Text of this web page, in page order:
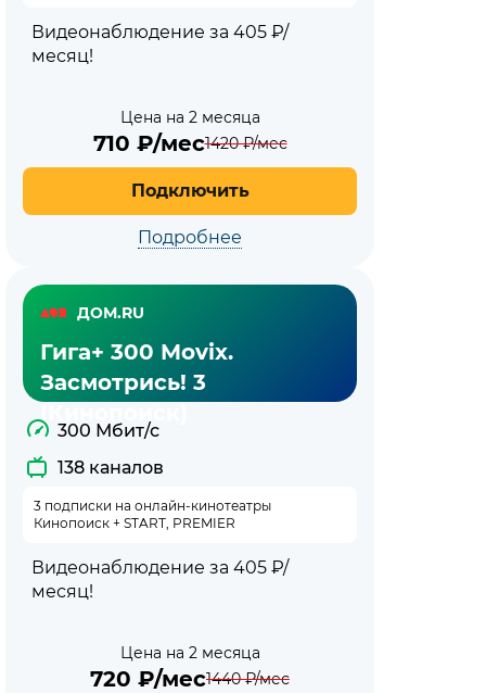
Видеонаблюдение за 405 ₽/
месяц!
Цена на 2 месяца
710 ₽/мес1420₽/мес
Подключить
Подробнее
ДОМ.RU
Гига+ 300 Movix.
Засмотрись! 3
(Кинопоиск)
300 Мбит/с
138 каналов
3 подписки на онлайн-кинотеатры
Кинопоиск + START, PREMIER
Видеонаблюдение за 405 ₽/
месяц!
Цена на 2 месяца
720 ₽/мес1440₽/мес